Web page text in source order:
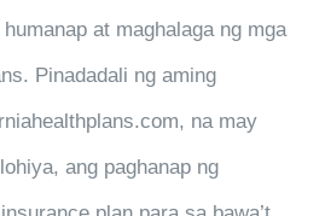
at maghalaga ng mga
Pinadadali ng aming
na may
ang paghanap ng